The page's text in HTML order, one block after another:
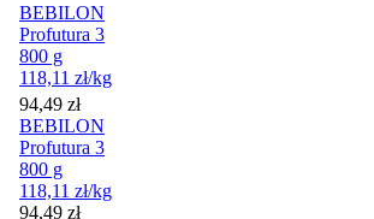
BEBILON
Profutura 3
800 g
118,11 zł/kg
Cena
94,49 zł
BEBILON
Profutura 3
800 g
118,11 zł/kg
Cena
94,49 zł